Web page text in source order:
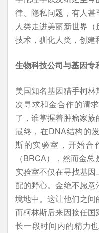
律、隐私问题，有人
人类走进美丽新世界
技术，驯化人类，创建
生物科技公司与基因专
美国知名基因猎手柯
次寻求和金合作的请
了，谁掌握着肿瘤家族
最终，在DNA结构的
斯的实验室，开始合
（BRCA），然而金
实验室不仅在寻找基
配的野心。金绝不愿
境地中。这让他们之间
而柯林斯后来因接任
长一段时间内的精力